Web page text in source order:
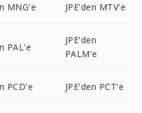
MNG'e JPE'den MTV'e
PAL'e
JPE'den
PALM'e
PCD'e JPE'den PCT'e